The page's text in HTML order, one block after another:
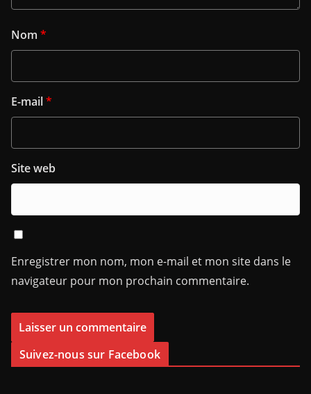
Nom *
E-mail*
Site web
Enregistrer mon nom, mon e-mail et mon site dans le
navigateur pour mon prochain commentaire.
Suivez-nous sur Facebook